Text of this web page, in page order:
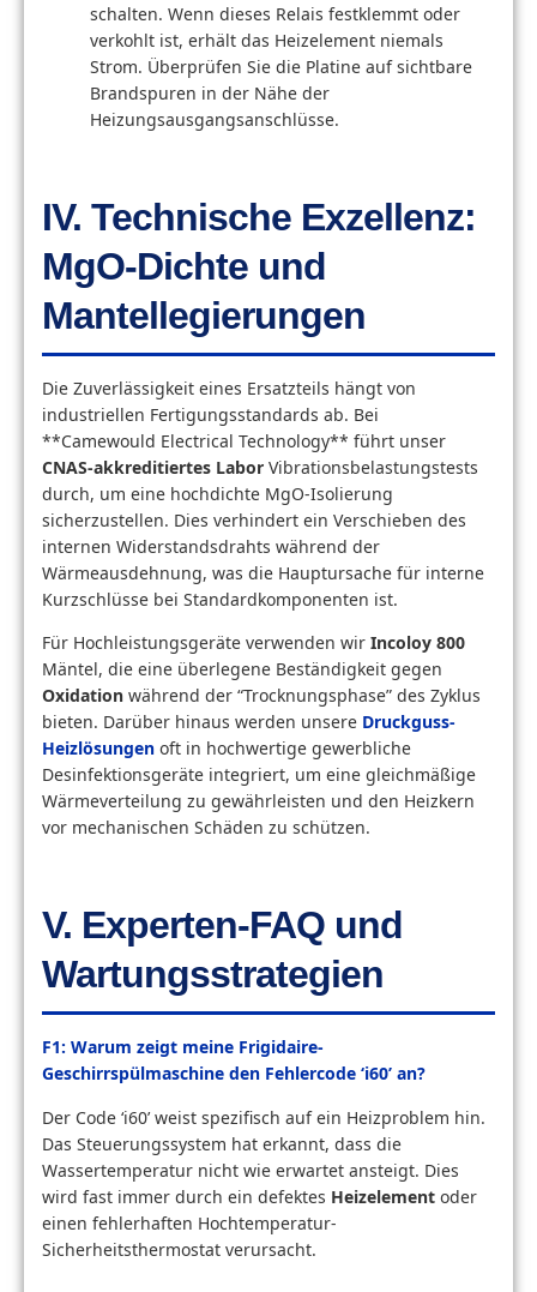
schalten. Wenn dieses Relais festklemmt oder
verkohlt ist, erhält das Heizelement niemals
Strom. Überprüfen Sie die Platine auf sichtbare
Brandspuren in der Nähe der
Heizungsausgangsanschlüsse.
IV. Technische Exzellenz:
MgO-Dichte und
Mantellegierungen
Die Zuverlässigkeit eines Ersatzteils hängt von
industriellen Fertigungsstandards ab. Bei
**Camewould Electrical Technology** führt unser
CNAS-akkreditiertes Labor Vibrationsbelastungstests
durch, um eine hochdichte MgO-Isolierung
sicherzustellen. Dies verhindert ein Verschieben des
internen Widerstandsdrahts während der
Wärmeausdehnung, was die Hauptursache für interne
Kurzschlüsse bei Standardkomponenten ist.
Für Hochleistungsgeräte verwenden wir Incoloy 800
Mäntel, die eine überlegene Beständigkeit gegen
Oxidation während der “Trocknungsphase” des Zyklus
bieten. Darüber hinaus werden unsere Druckguss-
Heizlösungen oft in hochwertige gewerbliche
Desinfektionsgeräte integriert, um eine gleichmäßige
Wärmeverteilung zu gewährleisten und den Heizkern
vor mechanischen Schäden zu schützen.
V. Experten-FAQ und
Wartungsstrategien
F1: Warum zeigt meine Frigidaire-
Geschirrspülmaschine den Fehlercode ‘i60’ an?
Der Code ‘i60’ weist spezifisch auf ein Heizproblem hin.
Das Steuerungssystem hat erkannt, dass die
Wassertemperatur nicht wie erwartet ansteigt. Dies
wird fast immer durch ein defektes Heizelement oder
einen fehlerhaften Hochtemperatur-
Sicherheitsthermostat verursacht.